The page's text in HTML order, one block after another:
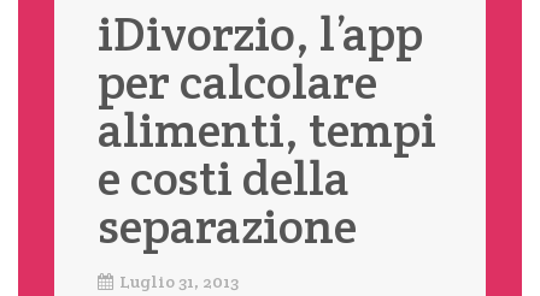
iDivorzio, l’app
per calcolare
alimenti, tempi
e costi della
separazione
Luglio 31, 2013